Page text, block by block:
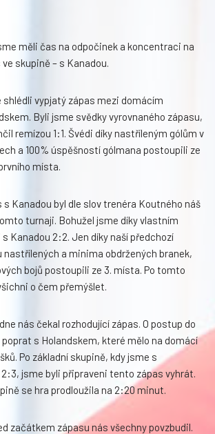
měli čas na odpočinek a koncentraci na
skupině – s Kanadou.
shlédli vypjatý zápas mezi domácím
Byli jsme svědky vyrovnaného zápasu,
remízou 1:1. Švédi díky nastříleným gólům v
a 100% úspěšností gólmana postoupili ze
místa.
s Kanadou byl dle slov trenéra Koutného náš
turnaji. Bohužel jsme díky vlastním
Kanadou 2:2. Jen díky naší předchozí
a minima obdržených branek,
bojů postoupili ze 3. místa. Po tomto
o čem přemýšlet.
nás čekal rozhodující zápas. O postup do
s Holandskem, které mělo na domácí
Po základní skupině, kdy jsme s
jsme byli připraveni tento zápas vyhrát.
se hra prodloužila na 2:20 minut.
začátkem zápasu nás všechny povzbudil.